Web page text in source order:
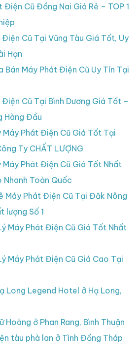
Điện Cũ Đồng Nai Giá Rẻ – TOP 1
Điện Cũ Tại Vũng Tàu Giá Tốt, Uy
Hạn
Bán Máy Phát Điện Cũ Uy Tín Tại
Điện Cũ Tại Bình Dương Giá Tốt –
Hàng Đầu
Máy Phát Điện Cũ Giá Tốt Tại
Ty CHẤT LƯỢNG
Máy Phát Điện Cũ Giá Tốt Nhất
Toàn Quốc
Máy Phát Điện Cũ Tại Đăk Nông
lượng Số 1
Máy Phát Điện Cũ Giá Tốt Nhất
Máy Phát Điện Cũ Giá Cao Tại
Long Legend Hotel ở Hạ Long,
Hoàng ở Phan Rang, Bình Thuận
tàu phà lan ở Tình Đồng Tháp